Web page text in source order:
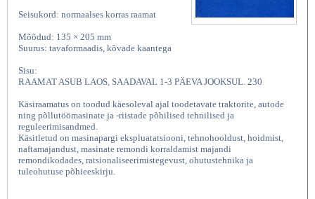
Seisukord: normaalses korras raamat
Mõõdud: 135 × 205 mm
Suurus: tavaformaadis, kõvade kaantega
Sisu:
RAAMAT ASUB LAOS, SAADAVAL 1-3 PÄEVA JOOKSUL. 230
Käsiraamatus on toodud käesoleval ajal toodetavate traktorite, autode
ning põllutöömasinate ja -riistade põhilised tehnilised ja
reguleerimisandmed.
Käsitletud on masinapargi ekspluatatsiooni, tehnohooldust, hoidmist,
naftamajandust, masinate remondi korraldamist majandi
remondikodades, ratsionaliseerimistegevust, ohutustehnika ja
tuleohutuse põhieeskirju.